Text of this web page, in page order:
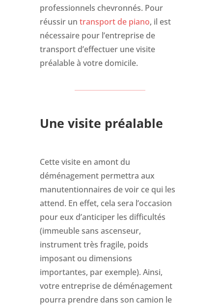
professionnels chevronnés. Pour
réussir un transport de piano, il est
nécessaire pour l’entreprise de
transport d’effectuer une visite
préalable à votre domicile.
Une visite préalable
Cette visite en amont du
déménagement permettra aux
manutentionnaires de voir ce qui les
attend. En effet, cela sera l’occasion
pour eux d’anticiper les difficultés
(immeuble sans ascenseur,
instrument très fragile, poids
imposant ou dimensions
importantes, par exemple). Ainsi,
votre entreprise de déménagement
pourra prendre dans son camion le